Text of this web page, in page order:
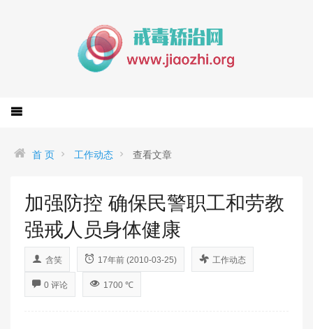
首 页 工作动态 查看文章
加强防控 确保民警职工和劳教
强戒人员身体健康
含笑 17年前 (2010-03-25) 工作动态
0 评论 1700 ℃